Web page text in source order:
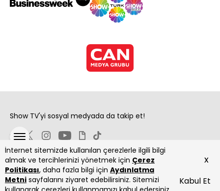
İnternet sitemizde kullanılan çerezlerle ilgili bilgi
almak ve tercihlerinizi yönetmek için Çerez
Politikası, daha fazla bilgi için Aydınlatma
Metni sayfalarını ziyaret edebilirsiniz. Sitemizi
Kabul Et
x
Show TV'yi sosyal medyada da takip et!
Copyright 2026 Show Televizyon Yayıncılık A.Ş.